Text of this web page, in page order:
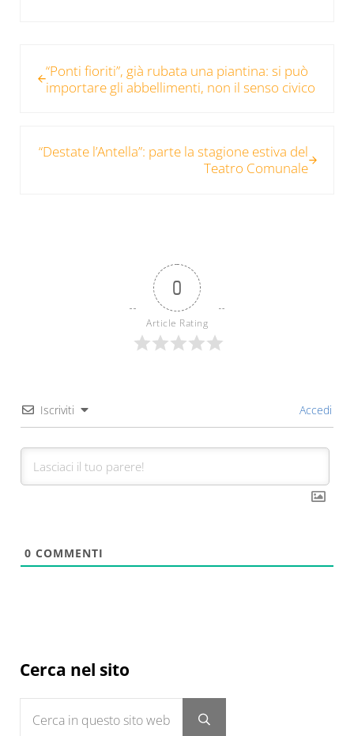
“Ponti fioriti”, già rubata una piantina: si può
importare gli abbellimenti, non il senso civico
“Destate l’Antella”: parte la stagione estiva del
Teatro Comunale
0
Article Rating
Iscriviti Accedi
0 COMMENTI
Sidebar
Cerca nel sito
Submit search